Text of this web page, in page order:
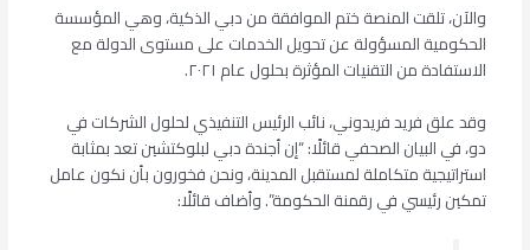
والآن، تلقت المنصة ختم الموافقة من دبي الذكية، وهي المؤسسة
الحكومية المسؤولة عن تحويل الخدمات على مستوى الدولة مع
الاستفادة من التقنيات المؤثرة بحلول عام ٢٠٢١.
وقد علق فريد فريدوني، نائب الرئيس التنفيذي لحلول الشركات في
دو، في البيان الصحفي قائلًا: “إن أجندة دبي لبلوكتشين تعد بمثابة
استراتيجية متكاملة لمستقبل المدينة، ونحن فخورون بأن نكون عامل
تمكين رئيسي في رقمنة الحكومة”. وأضاف قائلًا: